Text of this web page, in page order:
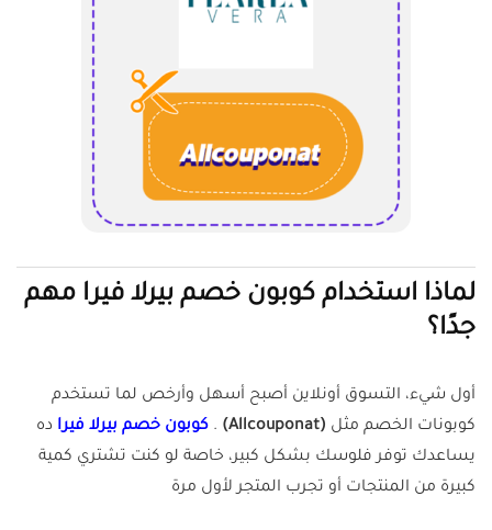
لماذا استخدام كوبون خصم بيرلا فيرا مهم
جدًا؟
أول شيء، التسوق أونلاين أصبح أسهل وأرخص لما تستخدم
كوبونات الخصم مثل (Allcouponat)
. كوبون خصم بيرلا فيرا ده
يساعدك توفر فلوسك بشكل كبير، خاصة لو كنت تشتري كمية
كبيرة من المنتجات أو تجرب المتجر لأول مرة